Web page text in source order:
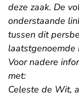
deze zaak. De
onderstaande
tussen dit
laatstgenoemde
Voor nadere
met:
Celeste de Wit,